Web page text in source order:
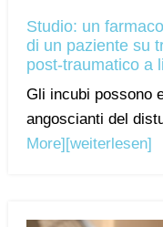
Studio: un
di un paziente su
post-traumatico a
Gli incubi possono
angoscianti del
More][weiterlesen]